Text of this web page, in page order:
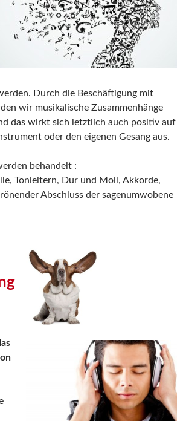
Durch die Beschäftigung mit
wir musikalische Zusammenhänge
das wirkt sich letztlich auch positiv auf
oder den eigenen Gesang aus.
behandelt :
Tonleitern, Dur und Moll, Akkorde,
Abschluss der sagenumwobene